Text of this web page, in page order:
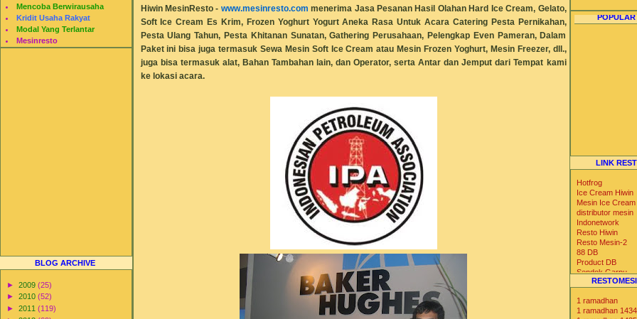
Mencoba Berwirausaha
Kridit Usaha Rakyat
Modal Yang Terlantar
Mesinresto
BLOG ARCHIVE
► 2009 (25)
► 2010 (52)
► 2011 (119)
Hiwin MesinResto- www.mesinresto.com menerima Jasa Pesanan Hasil Olahan Hard Ice Cream, Gelato,
Soft Ice Cream Es Krim, Frozen Yoghurt Yogurt Aneka Rasa Untuk Acara Catering Pesta Pernikahan,
Pesta Ulang Tahun, Pesta Khitanan Sunatan, Gathering Perusahaan, Pelengkap Even Pameran, Dalam
Paket ini bisa juga termasuk Sewa Mesin Soft Ice Cream atau Mesin Frozen Yoghurt, Mesin Freezer, dll.,
juga bisa termasuk alat, Bahan Tambahan lain, dan Operator, serta Antar dan Jemput dari Tempat kami
ke lokasi acara.
POPULAR
LINK
Hotfrog
Ice Cream Hiwin
Mesin Ice Cream
distributor mesin
Indonetwork
Resto Hiwin
Resto Mesin-2
88 DB
Product DB
Sendok Garpu
Tabloid Nova
Blog Catalog
US Trade
1 ramadhan
1 ramadhan